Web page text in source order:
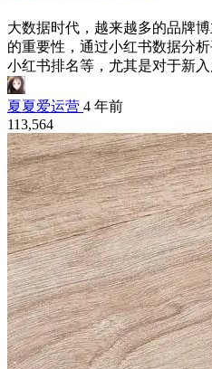
大数据时代，越来越多的品牌
的重要性，通过小红书数据分
小红书排名等，尤其是对于新
夏夏爱运营 4 年前
113,564